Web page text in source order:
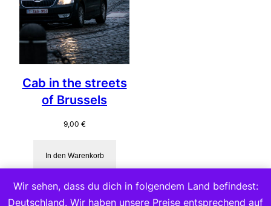
Cab in the streets
of Brussels
9,00 €
In den Warenkorb
Wir sehen, dass du dich in folgendem Land befindest:
Deutschland. Wir haben unsere Preise entsprechend auf